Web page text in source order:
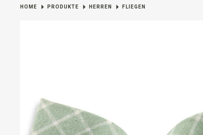
HOME PRODUKTE HERREN FLIEGEN